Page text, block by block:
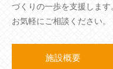
づくりの一歩を支援します
お気軽にご相談ください。
施設概要